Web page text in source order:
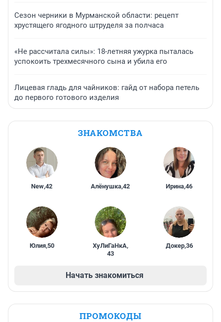
Сезон черники в Мурманской области: рецепт
хрустящего ягодного штруделя за полчаса
«Не рассчитала силы»: 18-летняя ужурка пыталась
успокоить трехмесячного сына и убила его
Лицевая гладь для чайников: гайд от набора петель
до первого готового изделия
ЗНАКОМСТВА
New,42 Алёнушка,42 Ирина,46
Юлия,50 ХуЛиГаНкА,
43
Докер,36
Начать знакомиться
ПРОМОКОДЫ